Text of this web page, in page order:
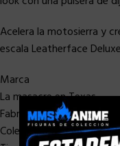
Acelera la motosierra y
escala Leatherface
Marca
La masacre en Texas
Fabricante
Coleccionables Sideshow